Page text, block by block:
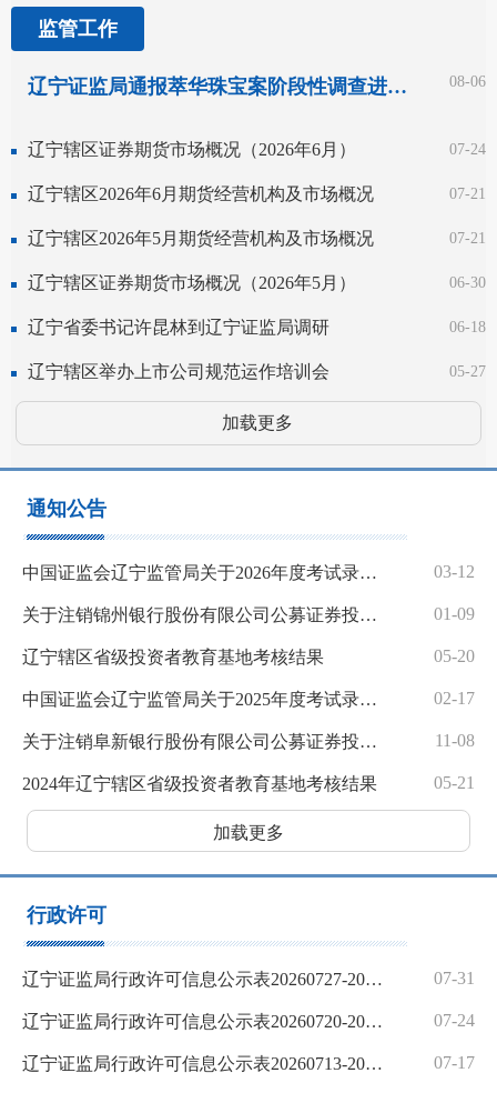
监管工作
辽宁证监局通报萃华珠宝案阶段性调查进展情况 08-06
辽宁辖区证券期货市场概况（2026年6月） 07-24
辽宁辖区2026年6月期货经营机构及市场概况 07-21
辽宁辖区2026年5月期货经营机构及市场概况 07-21
辽宁辖区证券期货市场概况（2026年5月） 06-30
辽宁省委书记许昆林到辽宁证监局调研 06-18
辽宁辖区举办上市公司规范运作培训会 05-27
加载更多
通知公告
中国证监会辽宁监管局关于2026年度考试录用公务员面试公告 03-12
关于注销锦州银行股份有限公司公募证券投资基金销售业务许可证的公告 01-09
辽宁辖区省级投资者教育基地考核结果 05-20
中国证监会辽宁监管局关于2025年度考试录用公务员面试公告 02-17
关于注销阜新银行股份有限公司公募证券投资基金销售业务许可证的公告 11-08
2024年辽宁辖区省级投资者教育基地考核结果 05-21
加载更多
行政许可
辽宁证监局行政许可信息公示表20260727-20260731 07-31
辽宁证监局行政许可信息公示表20260720-20260724 07-24
辽宁证监局行政许可信息公示表20260713-20260717 07-17